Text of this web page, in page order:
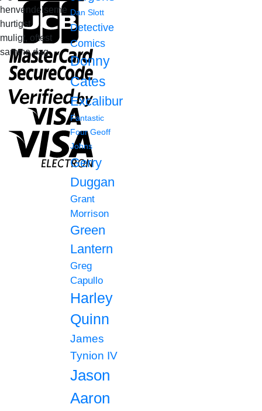
henvendelserne
hurtigst
muligt, oftest
samme dag.
Dan Slott
Detective
Comics
Donny
Cates
Excalibur
Fantastic
Four Geoff
Johns
Gerry
Duggan
Grant
Morrison
Green
Lantern
Greg
Capullo
Harley
Quinn
James
Tynion IV
Jason
Aaron